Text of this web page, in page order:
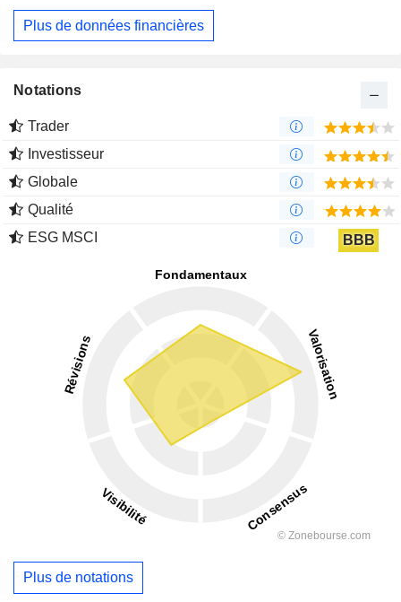
Plus de données financières
Notations
Trader
Investisseur
Globale
Qualité
ESG MSCI
BBB
Plus de notations